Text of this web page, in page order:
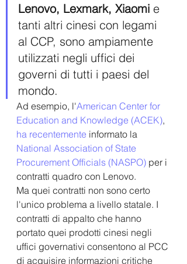
Lenovo, Lexmark, Xiaomi e
tanti altri cinesi con legami
al CCP, sono ampiamente
utilizzati negli uffici dei
governi di tutti i paesi del
mondo.
Ad esempio, l'American Center for
Education and Knowledge (ACEK),
ha recentemente informato la
National Association of State
Procurement Officials (NASPO) per i
contratti quadro con Lenovo.
Ma quei contratti non sono certo
l'unico problema a livello statale. I
contratti di appalto che hanno
portato quei prodotti cinesi negli
uffici governativi consentono al PCC
di acquisire informazioni critiche